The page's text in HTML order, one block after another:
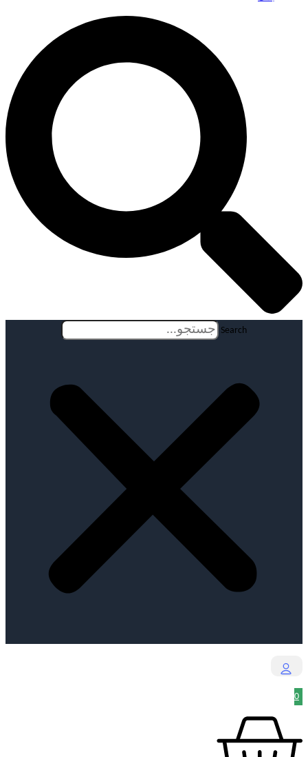
Search
0